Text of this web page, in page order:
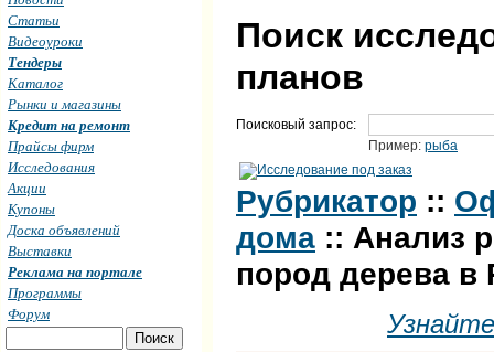
Поиск
планов
Поисковый запрос:
Пример: рыба
Рубрикатор ::
дома :: Анализ
пород дерева в
Статьи
Видеоуроки
Тендеры
Каталог
Рынки и магазины
Кредит на ремонт
Прайсы фирм
Исследования
Акции
Купоны
Доска объявлений
Выставки
Реклама на портале
Программы
Форум